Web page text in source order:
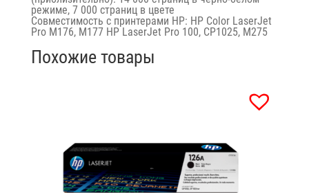
режиме, 7 000 страниц в цвете
Совместимость с принтерами HP: HP Color LaserJet
Pro M176, M177 HP LaserJet Pro 100, CP1025, M275
Похожие товары